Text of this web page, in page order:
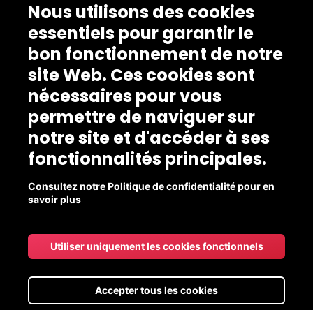
Nous utilisons des cookies
essentiels pour garantir le
bon fonctionnement de notre
site Web. Ces cookies sont
nécessaires pour vous
permettre de naviguer sur
notre site et d'accéder à ses
fonctionnalités principales.
Consultez notre Politique de confidentialité pour en
savoir plus
Utiliser uniquement les cookies fonctionnels
Accepter tous les cookies